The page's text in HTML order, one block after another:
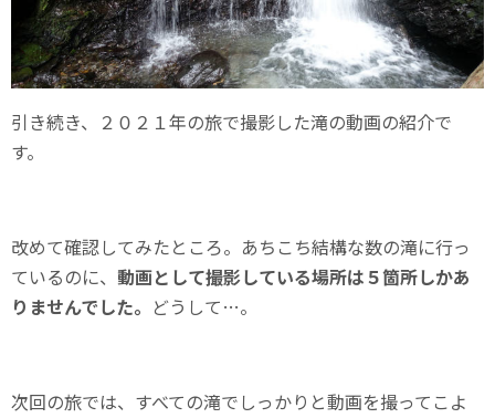
引き続き、２０２１年の旅で撮影した滝の動画の紹介で
す。
改めて確認してみたところ。あちこち結構な数の滝に行っ
ているのに、 動画として撮影している場所は５箇所しかあ
りませんでした。 どうして…。
次回の旅では、すべての滝でしっかりと動画を撮ってこよ